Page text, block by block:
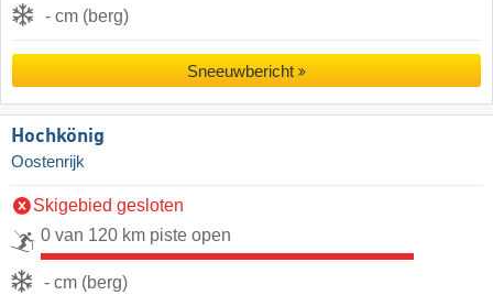
- cm (berg)
Sneeuwbericht
Hochkönig
Oostenrijk
Skigebied gesloten
0 van 120 km piste open
- cm (berg)